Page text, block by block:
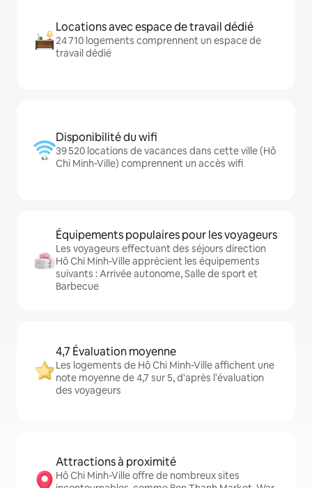
Locations avec espace de travail dédié
24 710 logements comprennent un espace de
travail dédié
Disponibilité du wifi
39 520 locations de vacances dans cette ville (Hô
Chi Minh-Ville) comprennent un accès wifi
Équipements populaires pour les voyageurs
Les voyageurs effectuant des séjours direction
Hô Chi Minh-Ville apprécient les équipements
suivants : Arrivée autonome, Salle de sport et
Barbecue
4,7 Évaluation moyenne
Les logements de Hô Chi Minh-Ville affichent une
note moyenne de 4,7 sur 5, d'après l'évaluation
des voyageurs
Attractions à proximité
Hô Chi Minh-Ville offre de nombreux sites